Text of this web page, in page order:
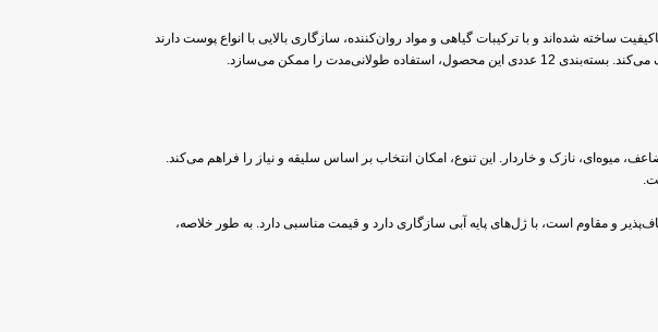
ساخته شده‌اند و با ترکیبات گیاهی و مواد روان‌کننده، سازگاری بالایی با انواع پوست دارند
را ممکن می‌سازد.
مضاعف، میوه‌ای، نازک و خاردار. این تنوع، امکان انتخاب بر اساس سلیقه و نیاز را فراهم می‌کند.
و مقاوم است، با ژل‌های پایه آبی سازگاری دارد و قیمت مناسبی دارد. به طور خلاصه،